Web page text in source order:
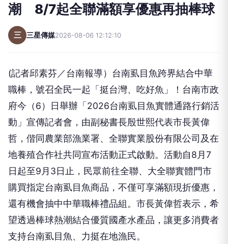
潮 8/7起全聯滿額享優惠再抽棒球
三 三星傳媒2026-08-06 12:12:10
(記者邱素芬／台南報導）台南虱目魚跨界結合中華
職棒，號召全民一起「挺台灣、吃好魚」！台南市政
府今（6）日舉辦「2026台南虱目魚實體通路行銷活
動」宣傳記者會，由副秘書長殷世熙代表市長黃偉
哲，偕同農業部漁業署、全聯實業股份有限公司及在
地養殖合作社共同宣布活動正式啟動。活動自8月7
日起至9月3日止，民眾前往全聯、大全聯實體門市
購買指定台南虱目魚商品，不僅可享滿額現折優惠，
還有機會抽中中華職棒禮品組。市長黃偉哲表示，希
望透過棒球熱潮結合優質國產水產品，讓更多消費者
支持台南虱目魚、力挺在地漁民。